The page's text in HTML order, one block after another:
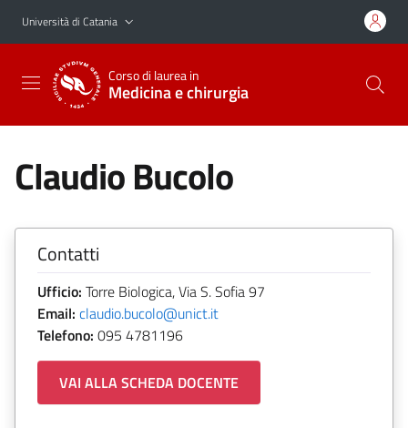
Vai al contenuto principale
Vai al menu di navigazione
Università di Catania
Corso di laurea in
Medicina e chirurgia
Claudio Bucolo
Contatti
Ufficio: Torre Biologica, Via S. Sofia 97
Email: claudio.bucolo@unict.it
Telefono: 095 4781196
VAI ALLA SCHEDA DOCENTE